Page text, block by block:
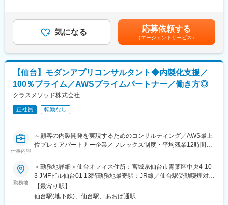
ハウと経験を武器にソリューションを提供しております。
銀行業では40年、損保業・生保業では25年以上のシステム開発で
培った豊富なノウハウを有し、基幹系、オープン系共に幅広い業
務ソリューションの開発経験を有しており、システム全体の最適
化を視野に入れた戦略的なソリューションを提供しております。
高い信頼性を求められる金融系システムで築いた実績と高い評
価、信頼を強みとし、さらなる成長を目指し、新たな技術やサー
ビス領域にもチャレンジして参ります。
変更の範囲：本人の適正により当社業務全般に変更の可能性がご
フェーズであり、任せる業務も、応募者様1人1人とすり合わせて
決定をしてまいります。
定、そして実装と継続的な改善まで、お客様企業の変革をデータ
活用の側面から支援する業務を担います。
・Snowflake,Databricks, Redshift, BigQueryを活用したデータプ
ラットフォーム構築やtableau, powerBI等のツールを用いて蓄積し
たデータの分析・可視化を行う業務を担います。
[カスタムエンジニア]
・Java, Go, Node.js, Python, TypeScript,.Net等の開発言語による
Webアプリケーション開発・運用、アーキテクチャ設計、アプリ
ケーション設計・開発標準書や手順書の作成・展開等の業務を担
・Swift、Kotlin、Objective-c、Android-Java等の開発言語による
iOS/Androidのモバイルアプリケーションの要件定義、設計、構
築、テスト、開発、保守、運用の業務を担います。
額であり、選考を通じて上下する可能性があります。月給(月額)は
固定手当を含めた表記です。
気になる 応募依頼する
（エージェントサービス）
【仙台】モダンアプリコンサルタント◆内製化支援／
100％プライム／AWSプライムパートナー／働き方◎
クラスメソッド株式会社
正社員 転勤なし
仕事内容
～顧客の内製開発を実現するためのコンサルティング／AWS最上
位プレミアパートナー企業／フレックス制度・平均残業12時間・
■職務詳細：
お客様の課題に対し、インフラ部分を含めたアプリケーションの
コンサルティングを行い、お客様がアプリケーションを内製開発
できるようになることがゴールです。
勤務地
＜勤務地詳細＞仙台オフィス住所：宮城県仙台市青葉区中央4-10-
3 JMFビル仙台01 13階勤務地最寄駅：JR線／仙台駅受動喫煙対
策：敷地内喫煙可能場所あり変更の範囲：会社の定める事業所
（リモートワーク含む）
【最寄り駅】
仙台駅(地下鉄)、仙台駅、あおば通駅